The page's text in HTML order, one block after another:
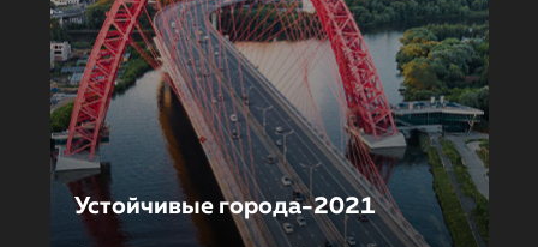
Устойчивые города-2021